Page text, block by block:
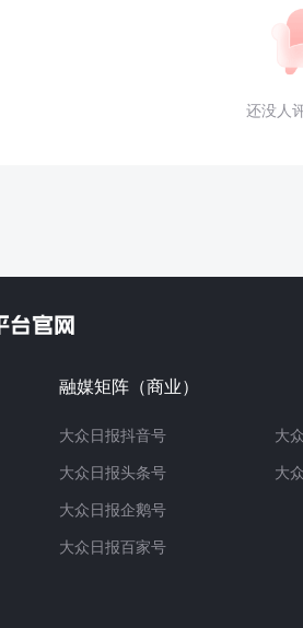
还没人
融媒矩阵（商业）
大众日报抖音号
大众日报头条号
大众日报企鹅号
大众日报百家号
大
大